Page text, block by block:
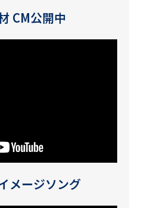
CM公開中
メージソング